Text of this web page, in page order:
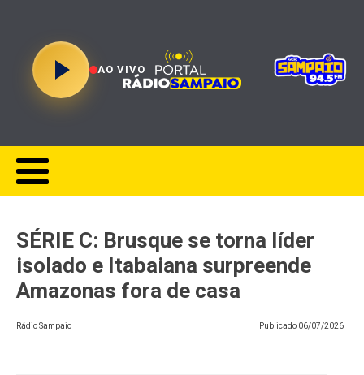
AO VIVO
SÉRIE C: Brusque se torna líder
isolado e Itabaiana surpreende
Amazonas fora de casa
Rádio Sampaio Publicado 06/07/2026